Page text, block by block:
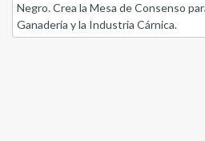
Negro. Crea la Mesa de Consenso
Ganadería y la Industria Cárnica.